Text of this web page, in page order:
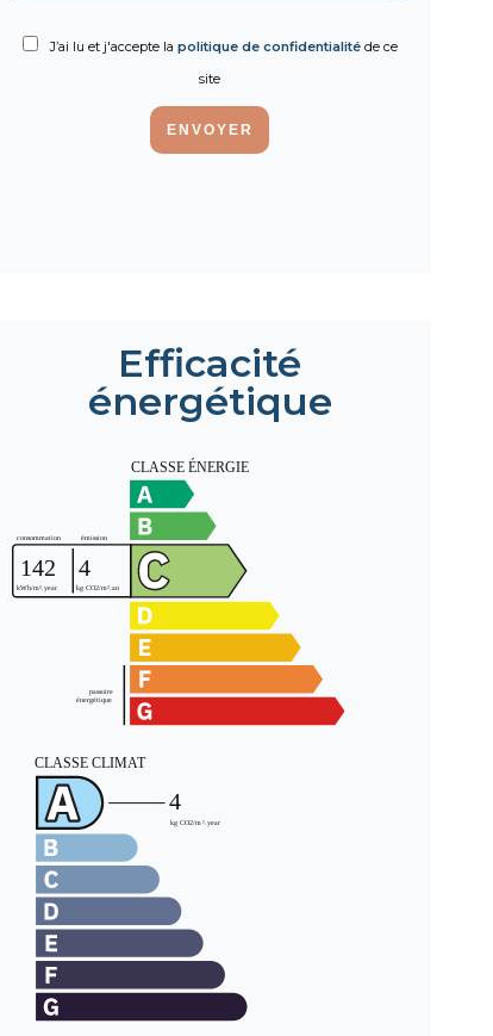
J’ai lu et j'accepte la politique de confidentialitéde ce
site
ENVOYER
Efficacité
énergétique